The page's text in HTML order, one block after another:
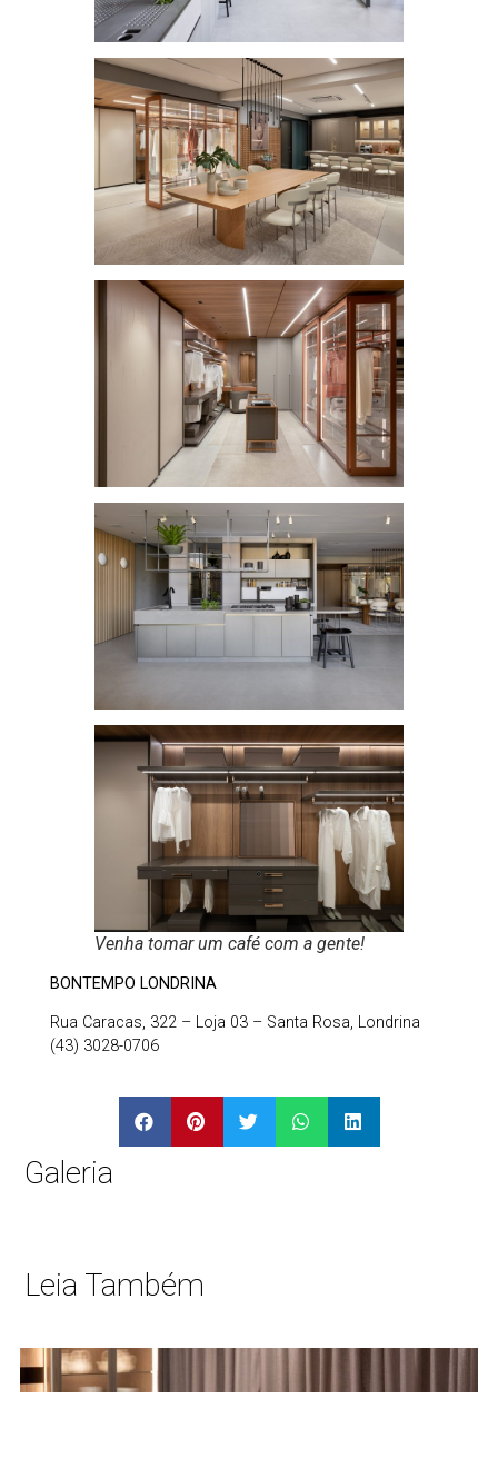
Venha tomar um café com a gente!
BONTEMPO LONDRINA
Rua Caracas, 322 – Loja 03 – Santa Rosa, Londrina
(43) 3028-0706
Galeria
Leia Também